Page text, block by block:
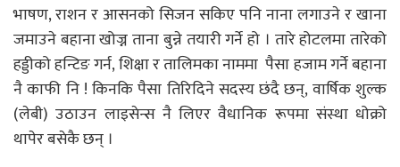
भाषण, राशन र आसनको सिजन सकिए पनि नाना लगाउने र खाना
जमाउने बहाना खोज्न ताना बुन्ने तयारी गर्ने हो । तारे होटलमा तारेको
हड्डीको हन्टिङ गर्न, शिक्षा र तालिमका नाममा पैसा हजाम गर्ने बहाना
नै काफी नि ! किनकि पैसा तिरिदिने सदस्य छंदै छन्, वार्षिक शुल्क
(लेबी) उठाउन लाइसेन्स नै लिएर वैधानिक रूपमा संस्था धोक्रो
थापेर बसेकै छन् ।